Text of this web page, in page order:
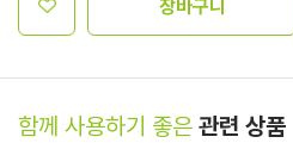
장바구니
함께 사용하기 좋은 관련 상품